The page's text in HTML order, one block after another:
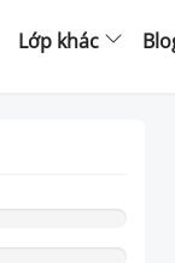
Lớp khác